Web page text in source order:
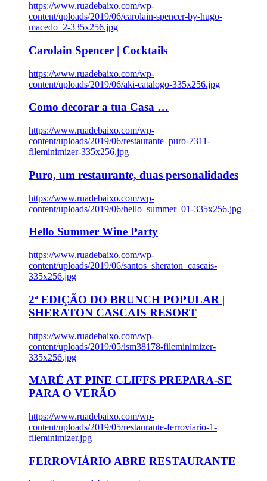
https://www.ruadebaixo.com/wp-
content/uploads/2019/06/carolain-spencer-by-hugo-
macedo_2-335x256.jpg
Carolain Spencer | Cocktails
https://www.ruadebaixo.com/wp-
content/uploads/2019/06/aki-catalogo-335x256.jpg
Como decorar a tua Casa …
https://www.ruadebaixo.com/wp-
content/uploads/2019/06/restaurante_puro-7311-
fileminimizer-335x256.jpg
Puro, um restaurante, duas personalidades
https://www.ruadebaixo.com/wp-
content/uploads/2019/06/hello_summer_01-335x256.jpg
Hello Summer Wine Party
https://www.ruadebaixo.com/wp-
content/uploads/2019/06/santos_sheraton_cascais-
335x256.jpg
2ª EDIÇÃO DO BRUNCH POPULAR |
SHERATON CASCAIS RESORT
https://www.ruadebaixo.com/wp-
content/uploads/2019/05/ism38178-fileminimizer-
335x256.jpg
MARÉ AT PINE CLIFFS PREPARA-SE
PARA O VERÃO
https://www.ruadebaixo.com/wp-
content/uploads/2019/05/restaurante-ferroviario-1-
fileminimizer.jpg
FERROVIÁRIO ABRE RESTAURANTE